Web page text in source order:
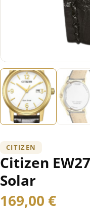
CITIZEN
Citizen
Solar
169,00 €